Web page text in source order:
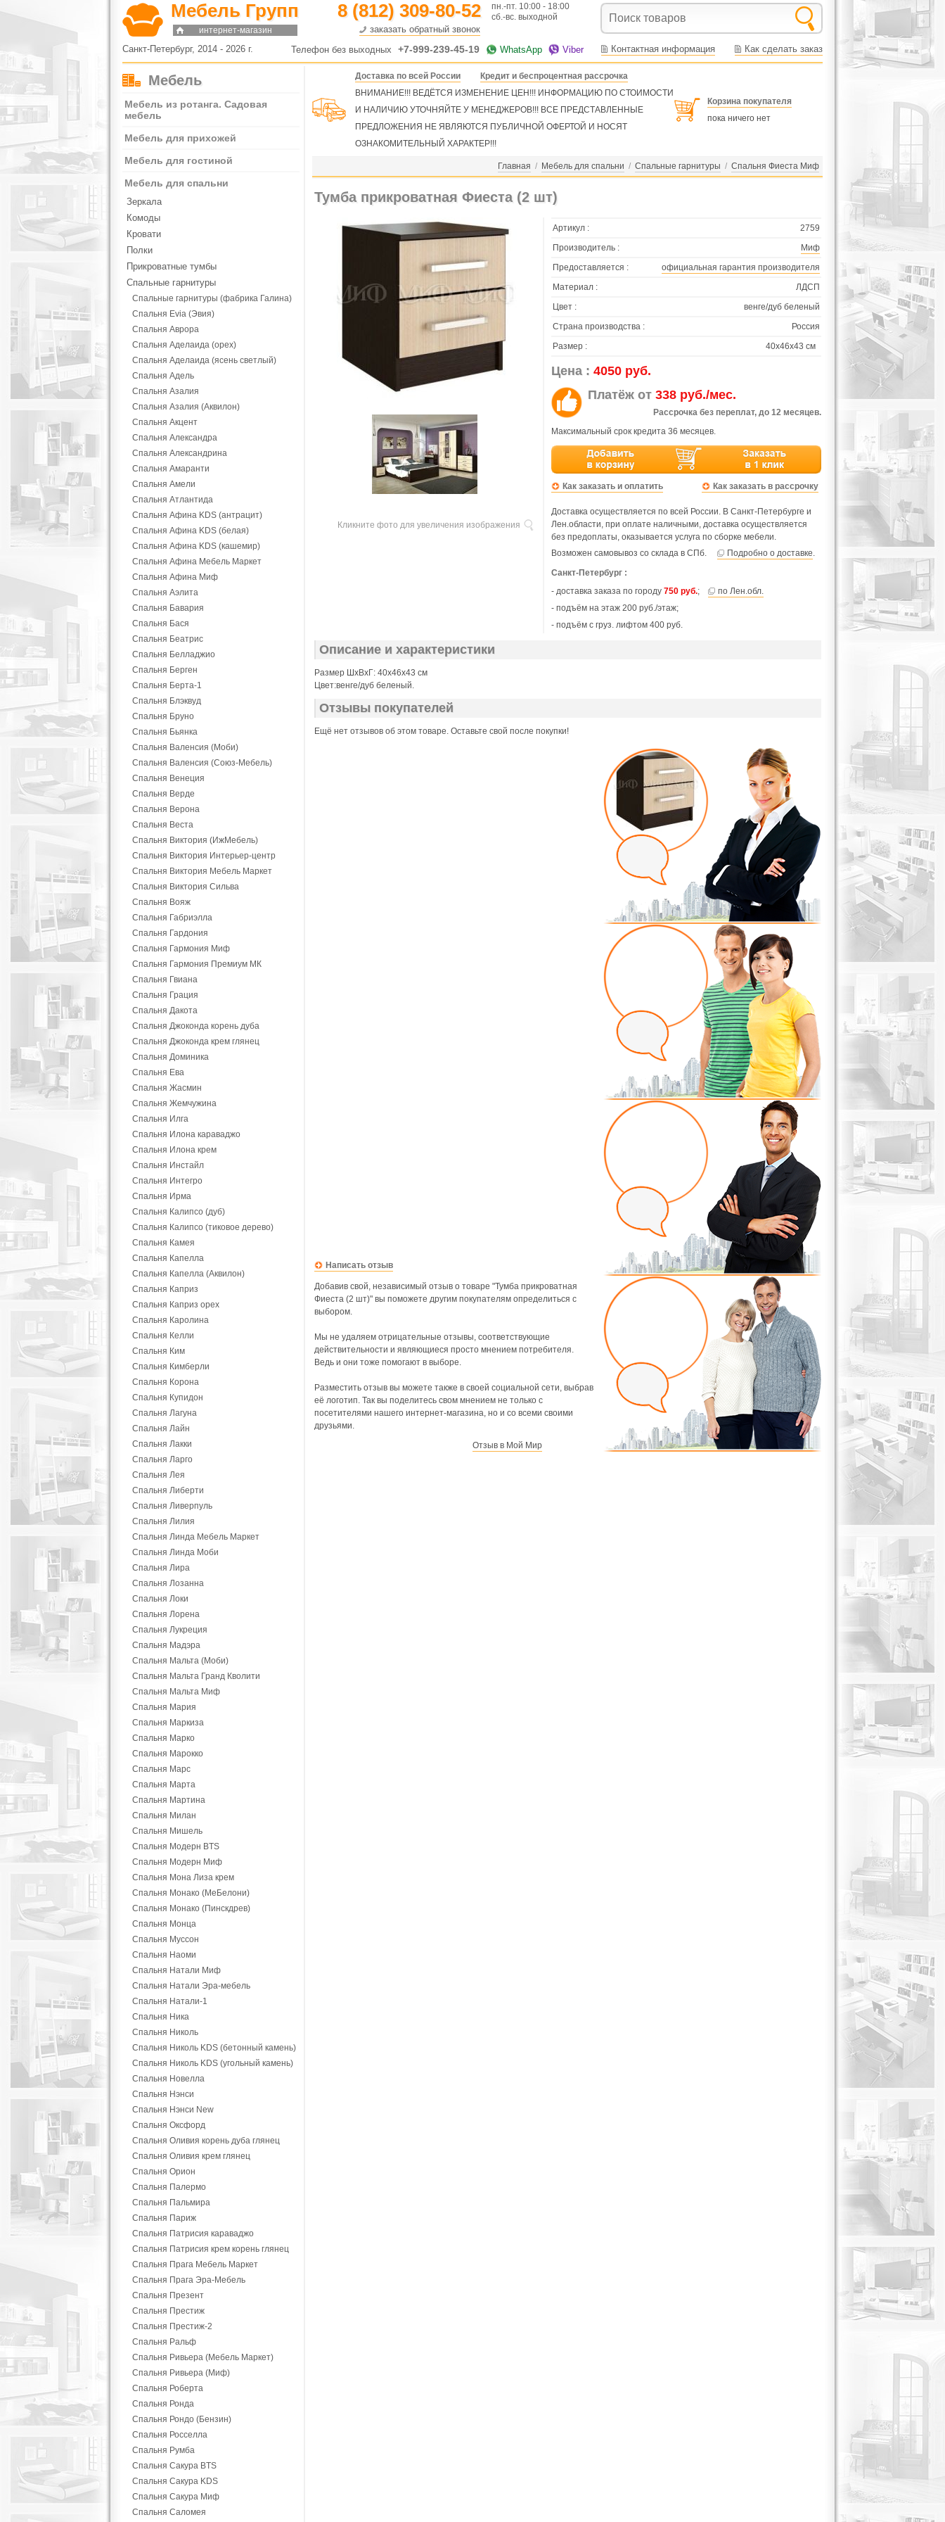
Мебель Групп
интернет-магазин
8 (812) 309-80-52
заказать обратный звонок
пн.-пт. 10:00 - 18:00
сб.-вс. выходной
Санкт-Петербург, 2014 - 2026 г. Телефон без выходных +7-999-239-45-19 WhatsApp Viber Контактная информация Как сделать заказ
Мебель
Мебель из ротанга. Садовая
мебель
Мебель для прихожей
Мебель для гостиной
Мебель для спальни
Зеркала
Комоды
Кровати
Полки
Прикроватные тумбы
Спальные гарнитуры
Спальные гарнитуры (фабрика Галина)
Спальня Evia (Эвия)
Спальня Аврора
Спальня Аделаида (орех)
Спальня Аделаида (ясень светлый)
Спальня Адель
Спальня Азалия
Спальня Азалия (Аквилон)
Спальня Акцент
Спальня Александра
Спальня Александрина
Спальня Амаранти
Спальня Амели
Спальня Атлантида
Спальня Афина KDS (антрацит)
Спальня Афина KDS (белая)
Спальня Афина KDS (кашемир)
Спальня Афина Мебель Маркет
Спальня Афина Миф
Спальня Аэлита
Спальня Бавария
Спальня Бася
Спальня Беатрис
Спальня Белладжио
Спальня Берген
Спальня Берта-1
Спальня Блэквуд
Спальня Бруно
Спальня Бьянка
Спальня Валенсия (Моби)
Спальня Валенсия (Союз-Мебель)
Спальня Венеция
Спальня Верде
Спальня Верона
Спальня Веста
Спальня Виктория (ИжМебель)
Спальня Виктория Интерьер-центр
Спальня Виктория Мебель Маркет
Спальня Виктория Сильва
Спальня Вояж
Спальня Габриэлла
Спальня Гардония
Спальня Гармония Миф
Спальня Гармония Премиум МК
Спальня Гвиана
Спальня Грация
Спальня Дакота
Спальня Джоконда корень дуба
Спальня Джоконда крем глянец
Спальня Доминика
Спальня Ева
Спальня Жасмин
Спальня Жемчужина
Спальня Илга
Спальня Илона караваджо
Спальня Илона крем
Спальня Инстайл
Спальня Интегро
Спальня Ирма
Спальня Калипсо (дуб)
Спальня Калипсо (тиковое дерево)
Спальня Камея
Спальня Капелла
Спальня Капелла (Аквилон)
Спальня Каприз
Спальня Каприз орех
Спальня Каролина
Спальня Келли
Спальня Ким
Спальня Кимберли
Спальня Корона
Спальня Купидон
Спальня Лагуна
Спальня Лайн
Спальня Лакки
Спальня Ларго
Спальня Лея
Спальня Либерти
Спальня Ливерпуль
Спальня Лилия
Спальня Линда Мебель Маркет
Спальня Линда Моби
Спальня Лира
Спальня Лозанна
Спальня Локи
Спальня Лорена
Спальня Лукреция
Спальня Мадэра
Спальня Мальта (Моби)
Спальня Мальта Гранд Кволити
Спальня Мальта Миф
Спальня Мария
Спальня Маркиза
Спальня Марко
Спальня Марокко
Спальня Марс
Спальня Марта
Спальня Мартина
Спальня Милан
Спальня Мишель
Спальня Модерн BTS
Спальня Модерн Миф
Спальня Мона Лиза крем
Спальня Монако (МеБелони)
Спальня Монако (Пинскдрев)
Спальня Монца
Спальня Муссон
Спальня Наоми
Спальня Натали Миф
Спальня Натали Эра-мебель
Спальня Натали-1
Спальня Ника
Спальня Николь
Спальня Николь KDS (бетонный камень)
Спальня Николь KDS (угольный камень)
Спальня Новелла
Спальня Нэнси
Спальня Нэнси New
Спальня Оксфорд
Спальня Оливия корень дуба глянец
Спальня Оливия крем глянец
Спальня Орион
Спальня Палермо
Спальня Пальмира
Спальня Париж
Спальня Патрисия караваджо
Спальня Патрисия крем корень глянец
Спальня Прага Мебель Маркет
Спальня Прага Эра-Мебель
Спальня Презент
Спальня Престиж
Спальня Престиж-2
Спальня Ральф
Спальня Ривьера (Мебель Маркет)
Спальня Ривьера (Миф)
Спальня Роберта
Спальня Ронда
Спальня Рондо (Бензин)
Спальня Росселла
Спальня Румба
Спальня Сакура BTS
Спальня Сакура KDS
Спальня Сакура Миф
Спальня Саломея
Доставка по всей России
Кредит и беспроцентная рассрочка
ВНИМАНИЕ!!! ВЕДЁТСЯ ИЗМЕНЕНИЕ ЦЕН!!! ИНФОРМАЦИЮ ПО СТОИМОСТИ
И НАЛИЧИЮ УТОЧНЯЙТЕ У МЕНЕДЖЕРОВ!!! ВСЕ ПРЕДСТАВЛЕННЫЕ
ПРЕДЛОЖЕНИЯ НЕ ЯВЛЯЮТСЯ ПУБЛИЧНОЙ ОФЕРТОЙ И НОСЯТ
ОЗНАКОМИТЕЛЬНЫЙ ХАРАКТЕР!!!
Корзина покупателя
пока ничего нет
Главная / Мебель для спальни / Спальные гарнитуры / Спальня Фиеста Миф
Тумба прикроватная Фиеста (2 шт)
Кликните фото для увеличения изображения
Артикул :
2759
Производитель :
Миф
Предоставляется :
официальная гарантия производителя
Материал :
ЛДСП
Цвет :
венге/дуб беленый
Страна производства :
Россия
Размер :
40х46х43 см
Цена : 4050 руб.
Платёж от 338 руб./мес.
Рассрочка без переплат, до 12 месяцев.
Максимальный срок кредита 36 месяцев.
Как заказать и оплатить Как заказать в рассрочку
Доставка осуществляется по всей России. В Санкт-Петербурге и
Лен.области, при оплате наличными, доставка осуществляется
без предоплаты, оказывается услуга по сборке мебели.
Возможен самовывоз со склада в СПб.
Подробно о доставке.
Санкт-Петербург :
- доставка заказа по городу 750 руб.;
по Лен.обл.
- подъём на этаж 200 руб./этаж;
- подъём с груз. лифтом 400 руб.
Описание и характеристики
Размер ШхВхГ: 40х46х43 см
Цвет:венге/дуб беленый.
Отзывы покупателей
Ещё нет отзывов об этом товаре. Оставьте свой после покупки!
Написать отзыв
Добавив свой, независимый отзыв о товаре "Тумба прикроватная
Фиеста (2 шт)" вы поможете другим покупателям определиться с
выбором.
Мы не удаляем отрицательные отзывы, соответствующие
действительности и являющиеся просто мнением потребителя.
Ведь и они тоже помогают в выборе.
Разместить отзыв вы можете также в своей социальной сети, выбрав
её логотип. Так вы поделитесь свом мнением не только с
посетителями нашего интернет-магазина, но и со всеми своими
друзьями.
Отзыв в Мой Мир